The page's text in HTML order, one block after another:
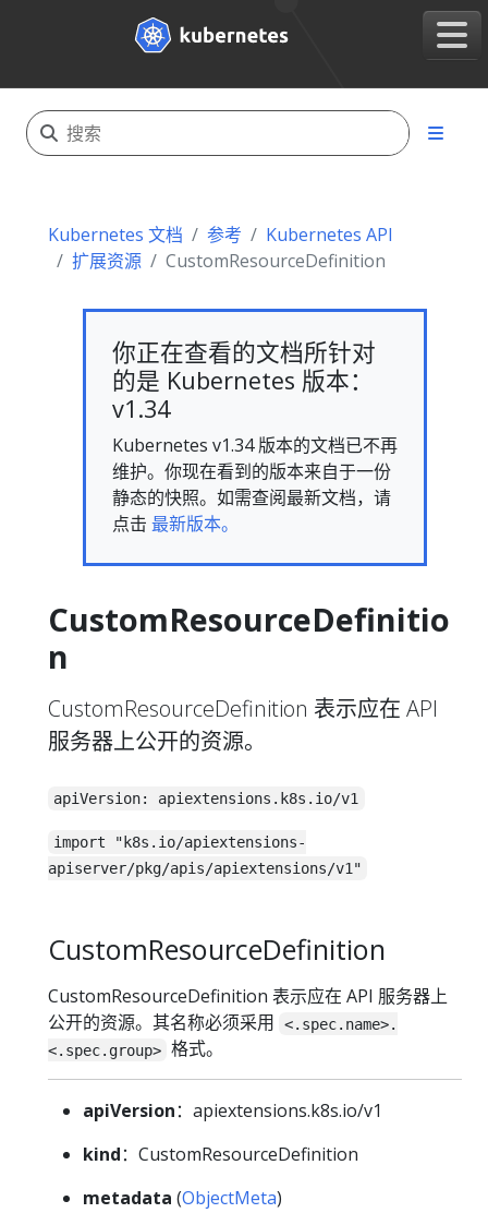
Kubernetes 文档 参考
Kubernetes API
扩展资源
CustomResourceDefinition
你正在查看的文档所针对
的是 Kubernetes 版本：
v1.34
Kubernetes v1.34 版本的文档已不再
维护。你现在看到的版本来自于一份
静态的快照。如需查阅最新文档，请
点击 最新版本。
CustomResourceDefinitio
n
CustomResourceDefinition 表示应在 API
服务器上公开的资源。
apiVersion: apiextensions.k8s.io/v1
import "k8s.io/apiextensions-
apiserver/pkg/apis/apiextensions/v1"
CustomResourceDefinition
CustomResourceDefinition 表示应在 API 服务器上
公开的资源。其名称必须采用
<.spec.name>.
<.spec.group> 格式。
apiVersion：apiextensions.k8s.io/v1
kind：CustomResourceDefinition
metadata (ObjectMeta)